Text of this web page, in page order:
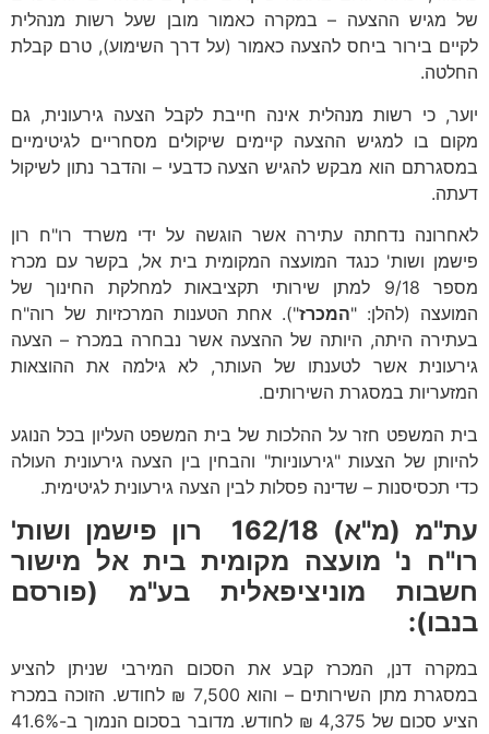
של מגיש ההצעה – במקרה כאמור מובן שעל רשות מנהלית
לקיים בירור ביחס להצעה כאמור (על דרך השימוע), טרם קבלת
החלטה.
יוער, כי רשות מנהלית אינה חייבת לקבל הצעה גירעונית, גם
מקום בו למגיש ההצעה קיימים שיקולים מסחריים לגיטימיים
במסגרתם הוא מבקש להגיש הצעה כדבעי – והדבר נתון לשיקול
דעתה.
לאחרונה נדחתה עתירה אשר הוגשה על ידי משרד רו"ח רון
פישמן ושות' כנגד המועצה המקומית בית אל, בקשר עם מכרז
מספר 9/18 למתן שירותי תקציבאות למחלקת החינוך של
המועצה (להלן: "המכרז"). אחת הטענות המרכזיות של רוה"ח
בעתירה היתה, היותה של ההצעה אשר נבחרה במכרז – הצעה
גירעונית אשר לטענתו של העותר, לא גילמה את ההוצאות
המזעריות במסגרת השירותים.
בית המשפט חזר על ההלכות של בית המשפט העליון בכל הנוגע
להיותן של הצעות "גירעוניות" והבחין בין הצעה גירעונית העולה
כדי תכסיסנות – שדינה פסלות לבין הצעה גירעונית לגיטימית.
עת"מ (מ"א) 162/18 רון פישמן ושות'
רו"ח נ' מועצה מקומית בית אל מישור
חשבות מוניציפאלית בע"מ (פורסם
בנבו):
במקרה דנן, המכרז קבע את הסכום המירבי שניתן להציע
במסגרת מתן השירותים – והוא 7,500 ₪ לחודש. הזוכה במכרז
הציע סכום של 4,375 ₪ לחודש. מדובר בסכום הנמוך ב-41.6%